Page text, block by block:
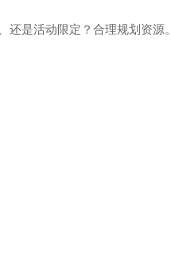
是活动限定？合理规划资源。